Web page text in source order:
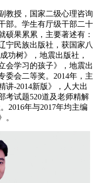
教授，国家二级心理咨询
部。学生有厅级干部二十
硕果累累，主要著述有：
宁民族出版社，获国家八
功树》，地震出版社，
会学习的孩子》，地震出
委会二等奖。2014年，主
讲-2014新版》，人大出
考试题520道及老师精解
2016年与2017年均主编
。